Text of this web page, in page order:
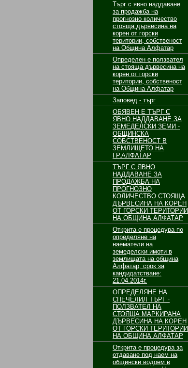
Търг с явно наддаване
за продажба на
прогнозно количество
стояща дървесина на
корен от горски
територии, собственост
на Община Алфатар
Определен е ползвател
на стояща дървесина на
корен от горски
територии, собственост
на Община Алфатар
Заповед - търг
ОБЯВЕН Е ТЪРГ С
ЯВНО НАДДАВАНЕ ЗА
ЗЕМЕДЕЛСКИ ЗЕМИ -
ОБЩИНСКА
СОБСТВЕНОСТ В
ЗЕМЛИЩЕТО НА
ГР.АЛФАТАР
ТЪРГ С ЯВНО
НАДДАВАНЕ ЗА
ПРОДАЖБА НА
ПРОГНОЗНО
КОЛИЧЕСТВО СТОЯЩА
ДЪРВЕСИНА НА КОРЕН
ОТ ГОРСКИ ТЕРИТОРИИ
НА ОБЩИНА АЛФАТАР
Открита е процедура по
определяне на
наематели на
земеделски имоти в
землищата на община
Алфатар, срок за
кандидатстване:
21.04.2014г.
ОПРЕДЕЛЯНЕ НА
СПЕЧЕЛИЛ ТЪРГ -
ПОЛЗВАТЕЛ НА
СТОЯЩА МАРКИРАНА
ДЪРВЕСИНА НА КОРЕН
ОТ ГОРСКИ ТЕРИТОРИИ
НА ОБЩИНА АЛФАТАР
Открита е процедура за
отдаване под наем на
общински водоем в